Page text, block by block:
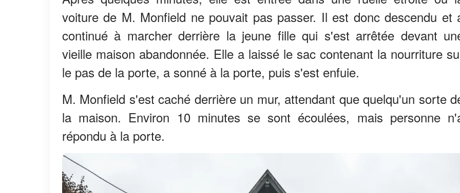
voiture de M. Monfield ne pouvait pas passer. Il est donc descendu et
continué à marcher derrière la jeune fille qui s'est arrêtée devant
vieille maison abandonnée. Elle a laissé le sac contenant la nourriture
le pas de la porte, a sonné à la porte, puis s'est enfuie.
M. Monfield s'est caché derrière un mur, attendant que quelqu'un sorte
la maison. Environ 10 minutes se sont écoulées, mais personne
répondu à la porte.